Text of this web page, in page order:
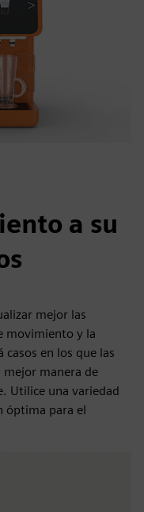
a su
mejor las
movimiento y la
casos en los que las
mejor manera de
Utilice una variedad
óptima para el